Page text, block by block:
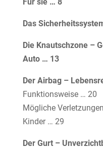
Das
Die Knautschzone –
Auto … 13
Der Airbag –
Funktionsweise … 20
Mögliche
Kinder … 29
Der Gurt –